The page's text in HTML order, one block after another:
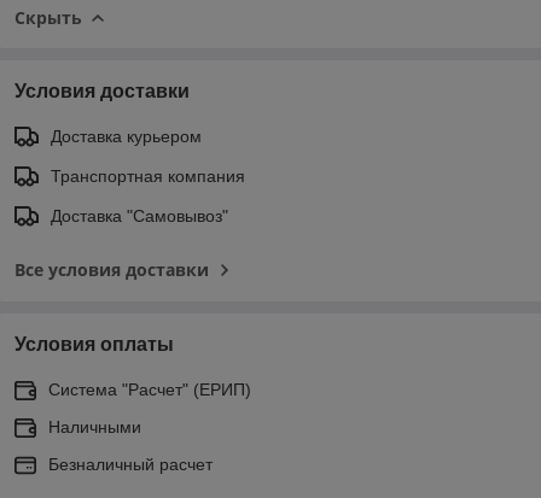
Скрыть
Условия доставки
Доставка курьером
Транспортная компания
Доставка "Самовывоз"
Все условия доставки
Условия оплаты
Система "Расчет" (ЕРИП)
Наличными
Безналичный расчет